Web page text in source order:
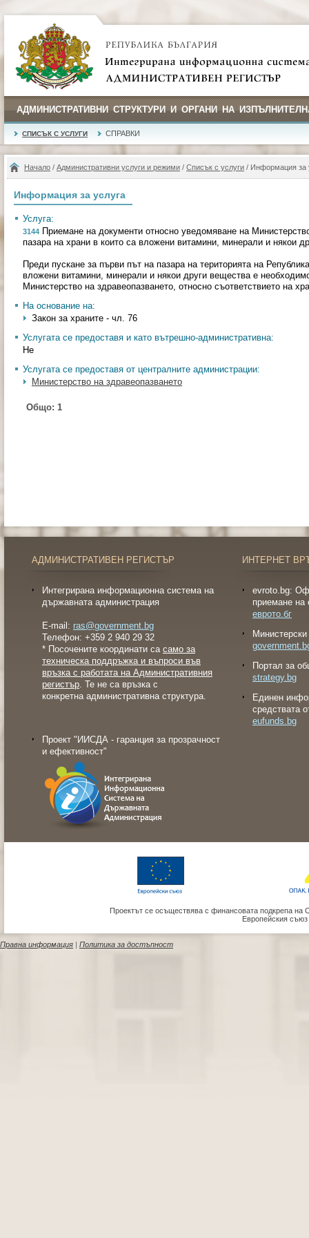
АДМИНИСТРАТИВНИ СТРУКТУРИ И ОРГАНИ НА
СПИСЪК С УСЛУГИ СПРАВКИ
Начало / Административни услуги и режими / Списък с услуги / Информация за
Информация за услуга
Услуга:
3144 Приемане на документи относно уведомяване на
пазара на храни в които са вложени витамини, минерали и някои
Преди пускане за първи път на пазара на територията на
вложени витамини, минерали и някои други вещества е
Министерство на здравеопазването, относно съответствието на
На основание на:
Закон за храните - чл. 76
Услугата се предоставя и като вътрешно-административна:
Не
Услугата се предоставя от централните администрации:
Министерство на здравеопазването
Общо: 1
АДМИНИСТРАТИВЕН РЕГИСТЪР
Интегрирана информационна система на
държавната администрация
E-mail: ras@government.bg
Телефон: +359 2 940 29 32
* Посочените координати са само за
техническа поддръжка и въпроси във
връзка с работата на Административния
регистър. Те не са връзка с
конкретна административна структура.
Проект "ИИСДА - гаранция за прозрачност
и ефективност"
ИНТЕРНЕТ
evroto.bg:
приемане на
еврото.бг
Портал за
strategy.bg
Eдинен
средствата
eufunds.bg
Проектът се осъществява с финансовата подкрепа на
Европейския
Правна информация | Политика за достъпност